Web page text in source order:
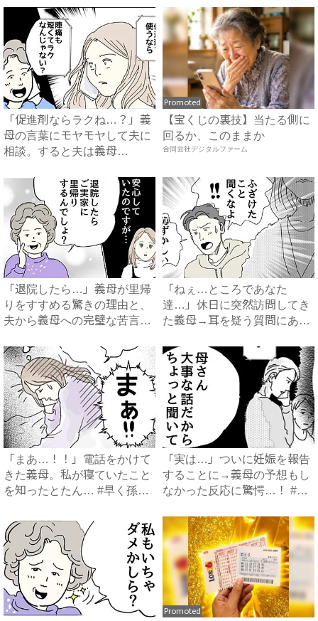
「促進剤ならラクね…？」義
母の言葉にモヤモヤして夫に
相談。すると夫は義母
Promoted
【宝くじの裏技】当たる側に
回るか、このままか
合同会社デジタルファーム
「退院したら…」義母が里帰
りをすすめる驚きの理由と、
夫から義母への完璧な苦言
「ねぇ…ところであなた
達…」休日に突然訪問してき
た義母→耳を疑う質問にあ
「まあ…！！」電話をかけて
きた義母。私が寝ていたこと
を知ったとたん… #早く孫
「実は…」ついに妊娠を報告
することに→義母の予想もし
なかった反応に驚愕…！ #
Promoted